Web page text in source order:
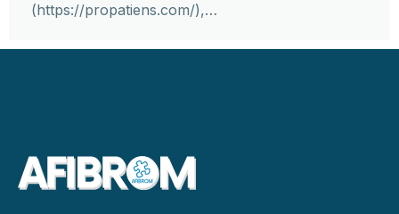
(https://propatiens.com/),…